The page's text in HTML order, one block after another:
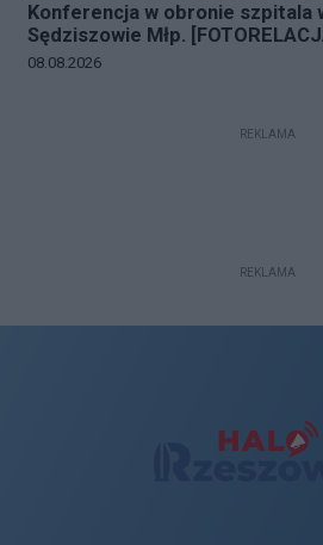
Konferencja w obronie szpitala
Sędziszowie Młp.
Data dodania galerii:
08.08.2026
REKLAMA
REKLAMA